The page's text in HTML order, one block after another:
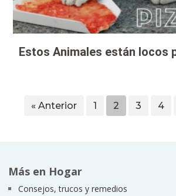
Estos Animales están locos
« Anterior 1 2 3 4
Más en Hogar
Consejos, trucos y remedios